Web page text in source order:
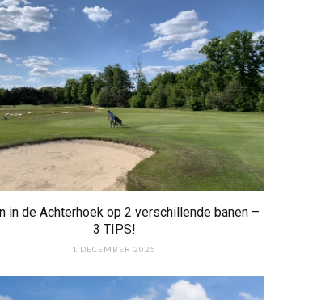
in de Achterhoek op 2 verschillende banen –
3 TIPS!
1 DECEMBER 2025